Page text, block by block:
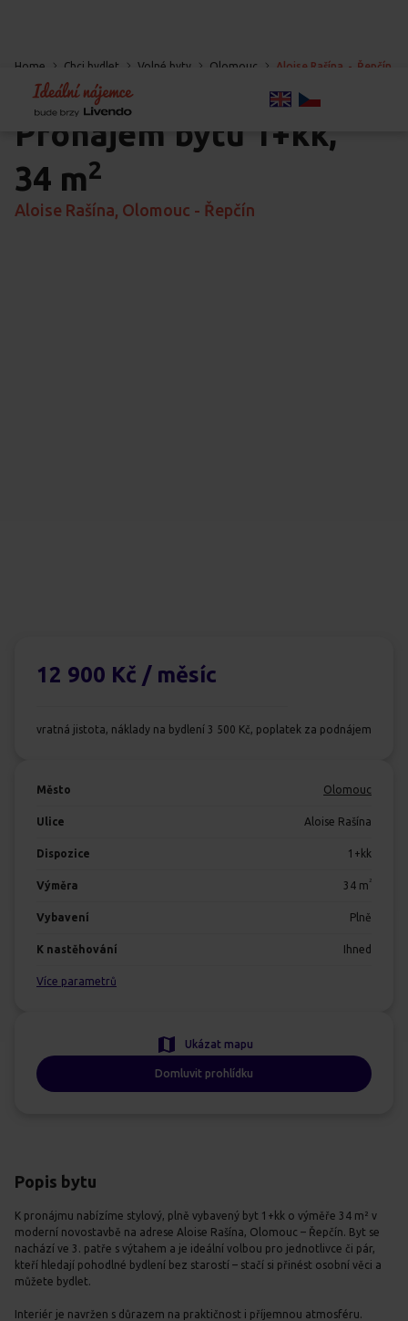
Home Chci bydlet Volné byty Olomouc Aloise Rašína - Řepčín
Olomouc
Pronájem bytu 1+kk,
34 m2
Aloise Rašína, Olomouc - Řepčín
12 900 Kč / měsíc
vratná jistota, náklady na bydlení 3 500 Kč, poplatek za podnájem
Město Olomouc
Ulice Aloise Rašína
Dispozice 1+kk
Výměra 34 m 2
Vybavení Plně
K nastěhování Ihned
Více parametrů
Ukázat mapu
Domluvit prohlídku
Popis bytu
K pronájmu nabízíme stylový, plně vybavený byt 1+kk o výměře 34 m² v
moderní novostavbě na adrese Aloise Rašína, Olomouc – Řepčín. Byt se
nachází ve 3. patře s výtahem a je ideální volbou pro jednotlivce či pár,
kteří hledají pohodlné bydlení bez starostí – stačí si přinést osobní věci a
můžete bydlet.
Interiér je navržen s důrazem na praktičnost i příjemnou atmosféru.